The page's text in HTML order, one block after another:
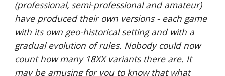
(professional, semi-professional and amateur)
have produced their own versions - each game
with its own geo-historical setting and with a
gradual evolution of rules. Nobody could now
count how many 18XX variants there are. It
may be amusing for you to know that what